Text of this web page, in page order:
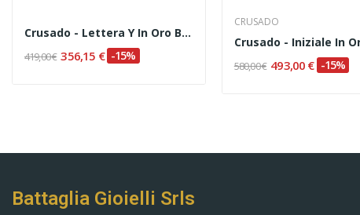
Crusado - Lettera Y In Oro Bianco E Diamanti
419,00 € 356,15 € -15%
CRUSADO
580,00 € 493,00 € -15%
Battaglia Gioielli Srls